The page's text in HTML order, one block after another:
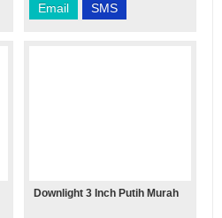
Email SMS
Downlight 3 Inch Putih Murah